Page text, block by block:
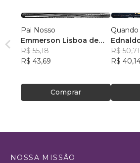
Pai Nosso
Emmerson Lisboa de
Almeida
R$ 55,18
R$ 43,69
Comprar
Quando
Melo
R$ 50,71
R$
NOSSA MISSÃO